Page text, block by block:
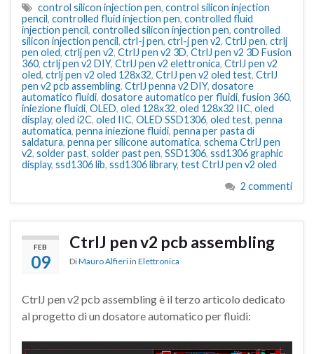
control silicon injection pen, control silicon injection
pencil, controlled fluid injection pen, controlled fluid
injection pencil, controlled silicon injection pen, controlled
silicon injection pencil, ctrl-j pen, ctrl-j pen v2, CtrlJ pen, ctrlj
pen oled, ctrlj pen v2, CtrlJ pen v2 3D, CtrlJ pen v2 3D Fusion
360, ctrlj pen v2 DIY, CtrlJ pen v2 elettronica, CtrlJ pen v2
oled, ctrlj pen v2 oled 128x32, CtrlJ pen v2 oled test, CtrlJ
pen v2 pcb assembling, CtrlJ penna v2 DIY, dosatore
automatico fluidi, dosatore automatico per fluidi, fusion 360,
iniezione fluidi, OLED, oled 128x32, oled 128x32 IIC, oled
display, oled i2C, oled IIC, OLED SSD1306, oled test, penna
automatica, penna iniezione fluidi, penna per pasta di
saldatura, penna per silicone automatica, schema CtrlJ pen
v2, solder past, solder past pen, SSD1306, ssd1306 graphic
display, ssd1306 lib, ssd1306 library, test CtrlJ pen v2 oled
2 commenti
FEB
09
CtrlJ pen v2 pcb assembling
DiMauro Alfieri in Elettronica
CtrlJ pen v2 pcb assembling è il terzo articolo dedicato
al progetto di un dosatore automatico per fluidi: